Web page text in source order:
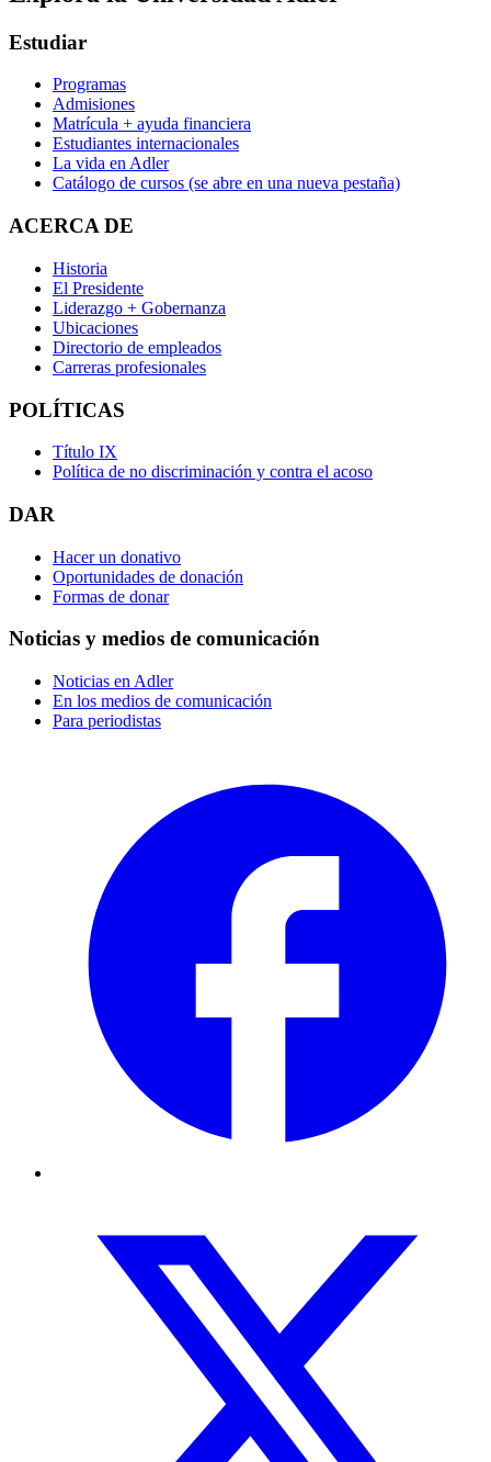
Estudiar
Programas
Admisiones
Matrícula + ayuda financiera
Estudiantes internacionales
La vida en Adler
Catálogo de cursos (se abre en una nueva pestaña)
ACERCA DE
Historia
El Presidente
Liderazgo + Gobernanza
Ubicaciones
Directorio de empleados
Carreras profesionales
POLÍTICAS
Título IX
Política de no discriminación y contra el acoso
DAR
Hacer un donativo
Oportunidades de donación
Formas de donar
Noticias y medios de comunicación
Noticias en Adler
En los medios de comunicación
Para periodistas